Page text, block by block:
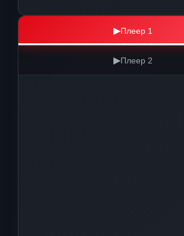
▶Плеер 1
▶Плеер 2